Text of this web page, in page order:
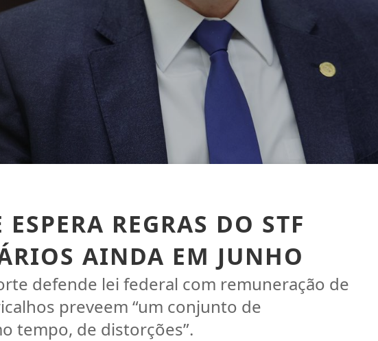
REGRAS DO STF
AINDA EM JUNHO
defende lei federal com remuneração de
preveem “um conjunto de
tempo, de distorções”.